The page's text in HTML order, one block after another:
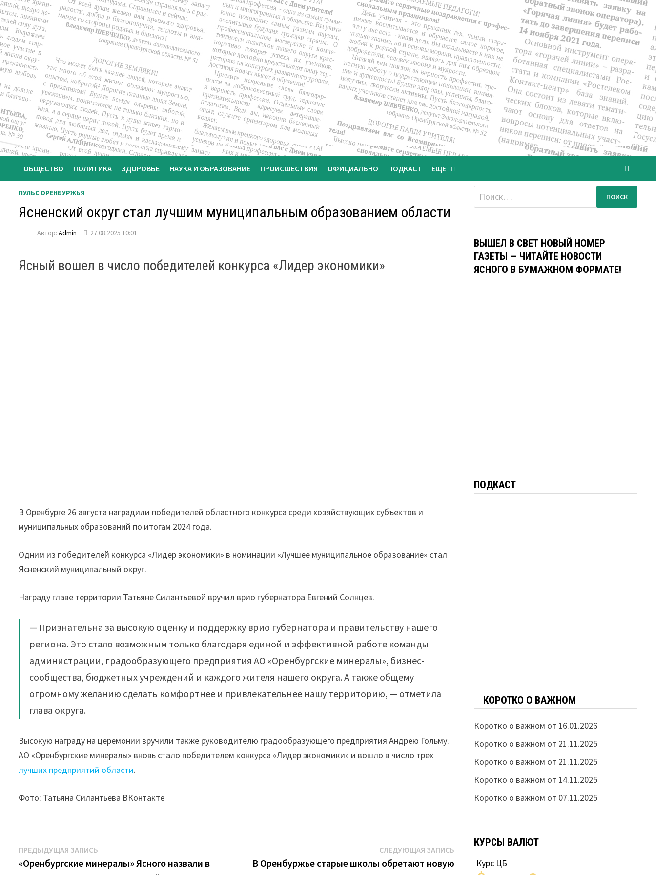
Перейти
к
содержимому
ОБЩЕСТВО ПОЛИТИКА ЗДОРОВЬЕ НАУКА И ОБРАЗОВАНИЕ ПРОИСШЕСТВИЯ ОФИЦИАЛЬНО ПОДКАСТ ЕЩЕ
ПУЛЬС ОРЕНБУРЖЬЯ
Ясненский округ стал лучшим муниципальным образованием области
Автор:Admin 27.08.2025 10:01
Ясный вошел в число победителей конкурса «Лидер экономики»
В Оренбурге 26 августа наградили победителей областного конкурса среди хозяйствующих субъектов и
муниципальных образований по итогам 2024 года.
Одним из победителей конкурса «Лидер экономики» в номинации «Лучшее муниципальное образование» стал
Ясненский муниципальный округ.
Награду главе территории Татьяне Силантьевой вручил врио губернатора Евгений Солнцев.
— Признательна за высокую оценку и поддержку врио губернатора и правительству нашего
региона. Это стало возможным только благодаря единой и эффективной работе команды
администрации, градообразующего предприятия АО «Оренбургские минералы», бизнес-
сообщества, бюджетных учреждений и каждого жителя нашего округа. А также общему
огромному желанию сделать комфортнее и привлекательнее нашу территорию, — отметила
глава округа.
Высокую награду на церемонии вручили также руководителю градообразующего предприятия Андрею Гольму.
АО «Оренбургские минералы» вновь стало победителем конкурса «Лидер экономики» и вошло в число трех
лучших предприятий области.
Фото: Татьяна Силантьева ВКонтакте
Навигация
по
ПРЕДЫДУЩАЯ ЗАПИСЬ
запись:
«Оренбургские минералы» Ясного назвали в
СЛЕДУЮЩАЯ ЗАПИСЬСледующая
запись:
В Оренбуржье старые школы обретают новую
Найти:
ВЫШЕЛ В СВЕТ НОВЫЙ НОМЕР
ГАЗЕТЫ — ЧИТАЙТЕ НОВОСТИ
ЯСНОГО В БУМАЖНОМ ФОРМАТЕ!
ПОДКАСТ
КОРОТКО О ВАЖНОМ
Коротко о важном от 16.01.2026
Коротко о важном от 21.11.2025
Коротко о важном от 21.11.2025
Коротко о важном от 14.11.2025
Коротко о важном от 07.11.2025
КУРСЫ ВАЛЮТ
Курс ЦБ